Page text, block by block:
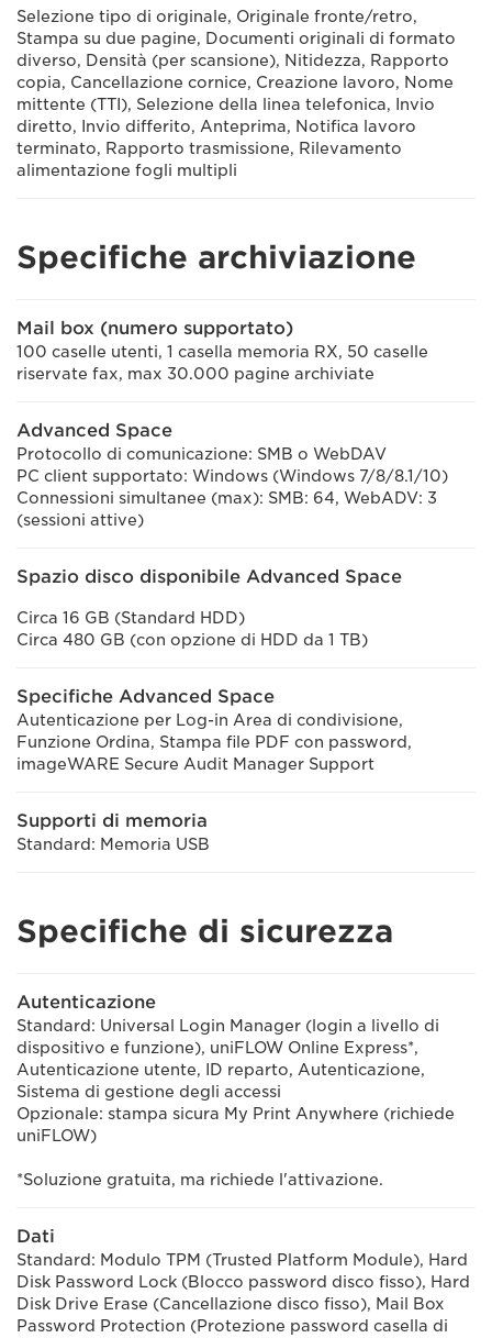
Selezione tipo di originale, Originale fronte/retro,
Stampa su due pagine, Documenti originali di formato
diverso, Densità (per scansione), Nitidezza, Rapporto
copia, Cancellazione cornice, Creazione lavoro, Nome
mittente (TTI), Selezione della linea telefonica, Invio
diretto, Invio differito, Anteprima, Notifica lavoro
terminato, Rapporto trasmissione, Rilevamento
alimentazione fogli multipli
Specifiche archiviazione
Mail box (numero supportato)
100 caselle utenti, 1 casella memoria RX, 50 caselle
riservate fax, max 30.000 pagine archiviate
Advanced Space
Protocollo di comunicazione: SMB o WebDAV
PC client supportato: Windows (Windows 7/8/8.1/10)
Connessioni simultanee (max): SMB: 64, WebADV: 3
(sessioni attive)
Spazio disco disponibile Advanced Space
Circa 16 GB (Standard HDD)
Circa 480 GB (con opzione di HDD da 1 TB)
Specifiche Advanced Space
Autenticazione per Log-in Area di condivisione,
Funzione Ordina, Stampa file PDF con password,
imageWARE Secure Audit Manager Support
Supporti di memoria
Standard: Memoria USB
Specifiche di sicurezza
Autenticazione
Standard: Universal Login Manager (login a livello di
dispositivo e funzione), uniFLOW Online Express*,
Autenticazione utente, ID reparto, Autenticazione,
Sistema di gestione degli accessi
Opzionale: stampa sicura My Print Anywhere (richiede
uniFLOW)
*Soluzione gratuita, ma richiede l'attivazione.
Dati
Standard: Modulo TPM (Trusted Platform Module), Hard
Disk Password Lock (Blocco password disco fisso), Hard
Disk Drive Erase (Cancellazione disco fisso), Mail Box
Password Protection (Protezione password casella di